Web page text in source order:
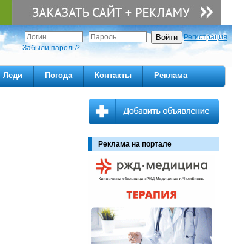
Регистрация
Забыли пароль?
Леди Погода Контакты Реклама
Реклама на портале